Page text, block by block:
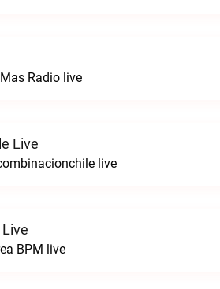
Radio live
Live
live
BPM live